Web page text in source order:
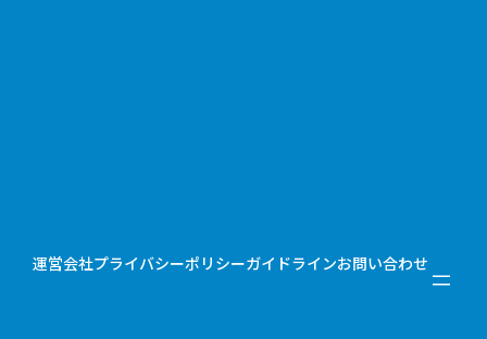
運営会社プライバシーポリシーガイドラインお問い合わせ